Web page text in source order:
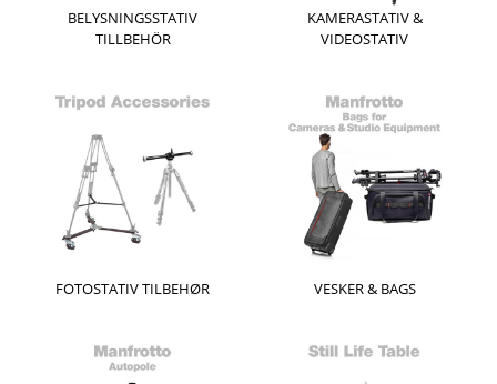
BELYSNINGSSTATIV
TILLBEHÖR
KAMERASTATIV &
VIDEOSTATIV
FOTOSTATIV TILBEHØR VESKER & BAGS